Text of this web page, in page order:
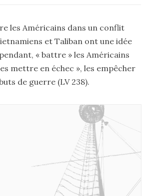
les Américains dans un conflit
et Taliban ont une idée
« battre » les Américains
mettre en échec », les empêcher
de guerre (LV 238).